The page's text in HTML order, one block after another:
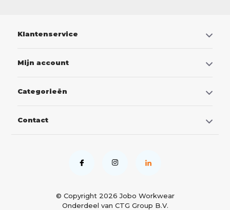
Klantenservice
Mijn account
Categorieën
Contact
© Copyright 2026 Jobo Workwear
Onderdeel van CTG Group B.V.